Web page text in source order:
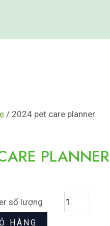
/ 2024 pet care planner
PLANNER
số lượng
HÀNG